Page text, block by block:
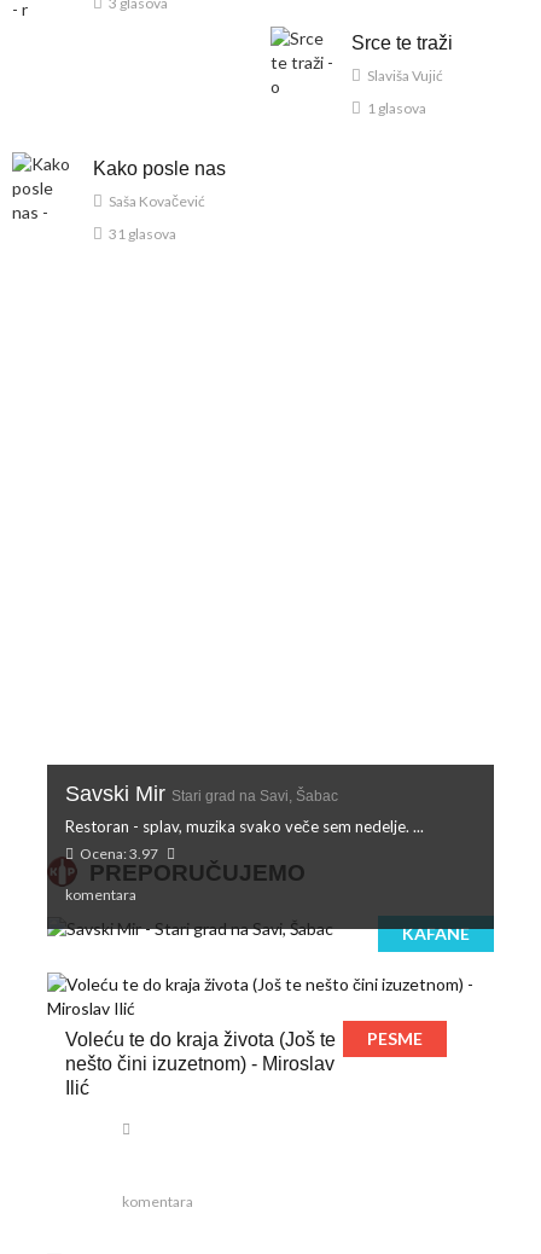
Srce te traži
Slaviša Vujić
1 glasova
Kako posle nas
Saša Kovačević
31 glasova
PREPORUČUJEMO
KAFANE
Savski Mir Stari grad na Savi, Šabac
Restoran - splav, muzika svako veče sem nedelje. ...
Ocena: 3.97
komentara
Voleću te do kraja života (Još te
nešto čini izuzetnom) - Miroslav
Ilić
PESME
komentara